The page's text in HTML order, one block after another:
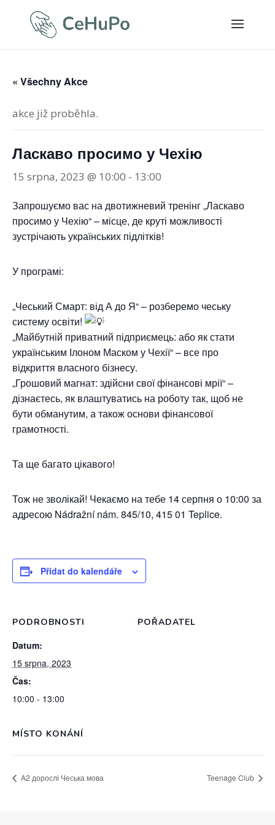
« Všechny Akce
akce již proběhla.
Ласкаво просимо у Чехію
15 srpna, 2023 @ 10:00 - 13:00
Запрошуємо вас на двотижневий тренінг „Ласкаво
просимо у Чехію“ – місце, де круті можливості
зустрічають українських підлітків!
У програмі:
„Чеський Смарт: від А до Я“ – розберемо чеську
систему освіти!
„Майбутній приватний підприємець: або як стати
українським Ілоном Маском у Чехії“ – все про
відкриття власного бізнесу.
„Грошовий магнат: здійсни свої фінансові мрії“ –
дізнаєтесь, як влаштуватись на роботу так, щоб не
бути обманутим, а також основи фінансової
грамотності.
Та ще багато цікавого!
Тож не зволікай! Чекаємо на тебе 14 серпня о 10:00 за
адресою Nádražní nám. 845/10, 415 01 Teplice.
Přidat do kalendáře
PODROBNOSTI
Datum:
15 srpna, 2023
Čas:
10:00 - 13:00
POŘADATEL
MÍSTO KONÁNÍ
A2 дорослі Чеська мова Teenage Club